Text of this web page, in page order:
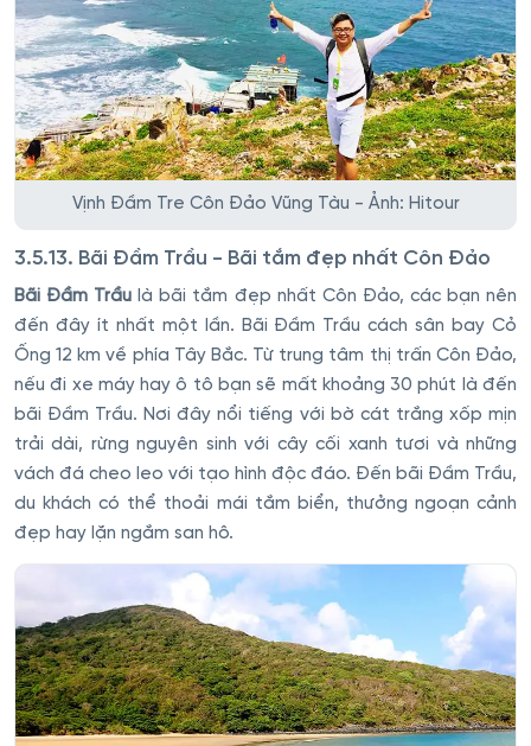
Vịnh Đầm Tre Côn Đảo Vũng Tàu - Ảnh: Hitour
3.5.13. Bãi Đầm Trầu - Bãi tắm đẹp nhất Côn Đảo
Bãi Đầm Trầu là bãi tắm đẹp nhất Côn Đảo, các bạn nên
đến đây ít nhất một lần. Bãi Đầm Trầu cách sân bay Cỏ
Ống 12 km về phía Tây Bắc. Từ trung tâm thị trấn Côn Đảo,
nếu đi xe máy hay ô tô bạn sẽ mất khoảng 30 phút là đến
bãi Đầm Trầu. Nơi đây nổi tiếng với bờ cát trắng xốp mịn
trải dài, rừng nguyên sinh với cây cối xanh tươi và những
vách đá cheo leo với tạo hình độc đáo. Đến bãi Đầm Trầu,
du khách có thể thoải mái tắm biển, thưởng ngoạn cảnh
đẹp hay lặn ngắm san hô.